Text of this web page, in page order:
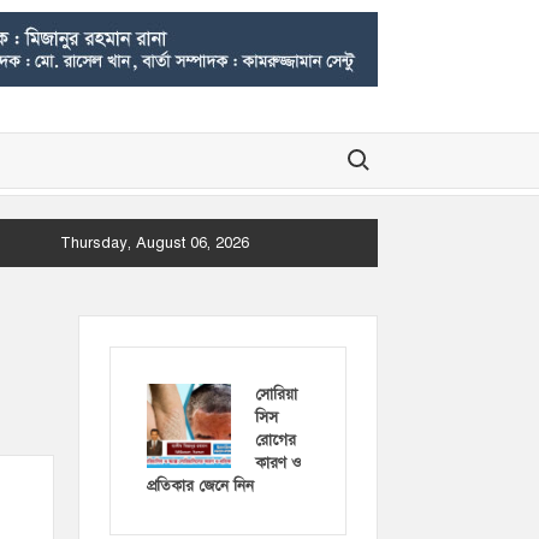
Search for:
Thursday, August 06, 2026
সোরিয়া
সিস
রোগের
কারণ ও
প্রতিকার জেনে নিন